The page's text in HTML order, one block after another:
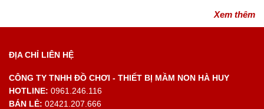
Xem thêm
ĐỊA CHỈ LIÊN HỆ
CÔNG TY TNHH ĐỒ CHƠI - THIẾT BỊ MẦM NON HÀ HUY
HOTLINE: 0961.246.116
BÁN LẺ: 02421.207.666